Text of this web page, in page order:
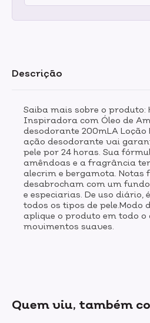
Descrição
Saiba mais sobre o produto:
Inspiradora com Óleo de
desodorante 200mLA
ação desodorante vai
pele por 24 horas. Sua
amêndoas e a fragrância
alecrim e bergamota. Notas
desabrocham com um
e especiarias. De uso diário,
todos os tipos de pele.Modo
aplique o produto em todo o
movimentos suaves.
Quem viu, também